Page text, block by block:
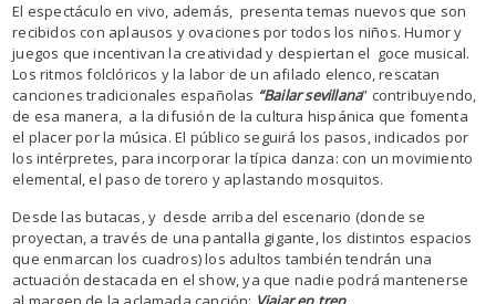
El espectáculo en vivo, además, presenta temas nuevos que son
recibidos con aplausos y ovaciones por todos los niños. Humor y
juegos que incentivan la creatividad y despiertan el goce musical.
Los ritmos folclóricos y la labor de un afilado elenco, rescatan
canciones tradicionales españolas “Bailar sevillana” contribuyendo,
de esa manera, a la difusión de la cultura hispánica que fomenta
el placer por la música. El público seguirá los pasos, indicados por
los intérpretes, para incorporar la típica danza: con un movimiento
elemental, el paso de torero y aplastando mosquitos.
Desde las butacas, y desde arriba del escenario (donde se
proyectan, a través de una pantalla gigante, los distintos espacios
que enmarcan los cuadros) los adultos también tendrán una
actuación destacada en el show, ya que nadie podrá mantenerse